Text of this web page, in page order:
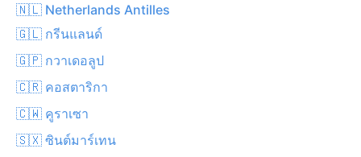
🇳🇱 Netherlands Antilles
🇬🇱 กรีนแลนด์
🇬🇵 กวาเดอลูป
🇨🇷 คอสตาริกา
🇨🇼 คูราเซา
🇸🇽 ซินต์มาร์เทน